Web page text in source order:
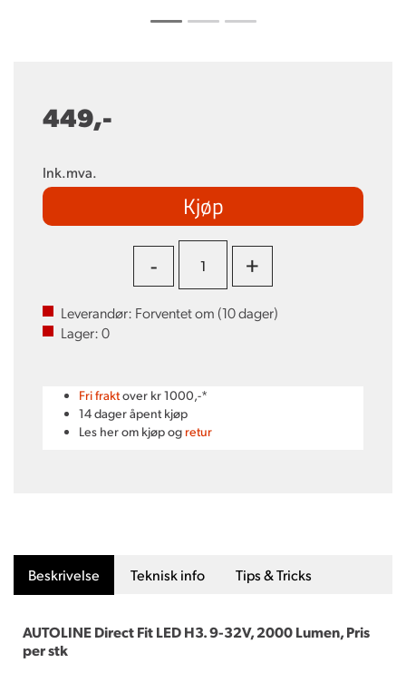
449,-
Ink.mva.
Kjøp
- +
Leverandør: Forventet om (10dager)
Lager:0
Fri fraktover kr 1000,-*
14 dager åpent kjøp
Les her om kjøp og retur
Beskrivelse Teknisk info Tips & Tricks
AUTOLINE Direct Fit LED H3. 9-32V, 2000 Lumen, Pris
per stk